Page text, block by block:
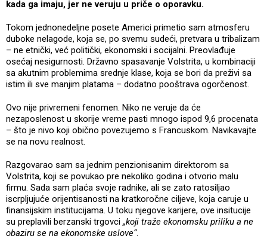
kada ga imaju, jer ne veruju u priče o oporavku.
Tokom jednonedeljne posete Americi primetio sam atmosferu
duboke nelagode, koja se, po svemu sudeći, pretvara u tribalizam
– ne etnički, već politički, ekonomski i socijalni. Preovlađuje
osećaj nesigurnosti. Državno spasavanje Volstrita, u kombinaciji
sa akutnim problemima srednje klase, koja se bori da preživi sa
istim ili sve manjim platama – dodatno pooštrava ogorčenost.
Ovo nije privremeni fenomen. Niko ne veruje da će
nezaposlenost u skorije vreme pasti mnogo ispod 9,6 procenata
– što je nivo koji obično povezujemo s Francuskom. Navikavajte
se na novu realnost.
Razgovarao sam sa jednim penzionisanim direktorom sa
Volstrita, koji se povukao pre nekoliko godina i otvorio malu
firmu. Sada sam plaća svoje radnike, ali se zato ratosiljao
iscrpljujuće orijentisanosti na kratkoročne ciljeve, koja caruje u
finansijskim institucijama. U toku njegove karijere, ove insitucije
su preplavili berzanski trgovci „koji traže ekonomsku priliku a ne
obaziru se na ekonomske uslove“.